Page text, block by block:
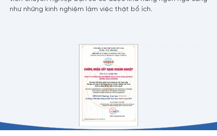
như những kinh nghiệm làm việc thật bổ ích.